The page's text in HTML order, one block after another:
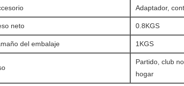
Adaptador,
neto 0.8KGS
del embalaje 1KGS
Partido, club
hogar